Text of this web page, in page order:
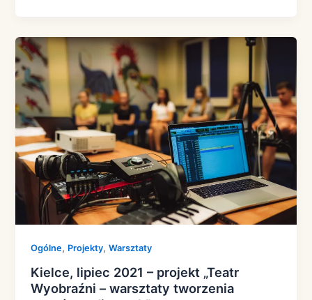
Ogólne, Projekty,Warsztaty
Kielce, lipiec 2021 – projekt „Teatr
Wyobraźni – warsztaty tworzenia